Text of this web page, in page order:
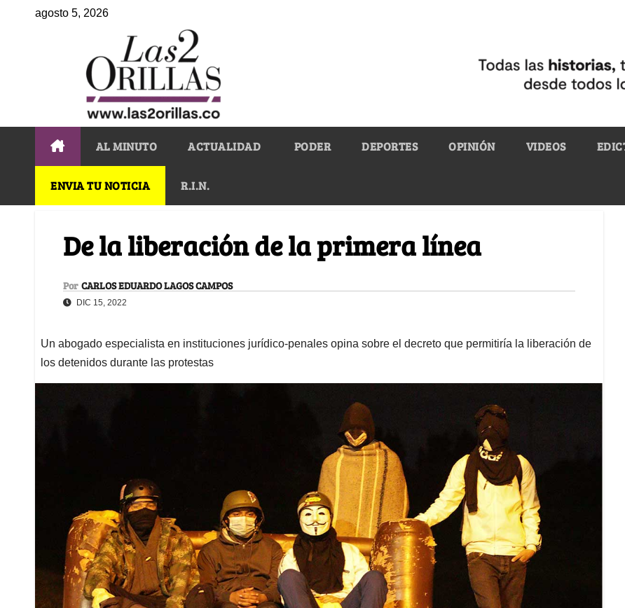
agosto 5, 2026
AL MINUTO ACTUALIDAD PODER DEPORTES OPINIÓN VIDEOS
ENVIA TU NOTICIA R.I.N.
De la liberación de la primera línea
Por CARLOS EDUARDO LAGOS CAMPOS
DIC 15, 2022
Un abogado especialista en instituciones jurídico-penales opina sobre el decreto que permitiría la liberación de
los detenidos durante las protestas